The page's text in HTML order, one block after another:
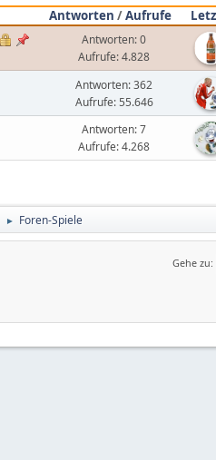
Antworten /Aufrufe
Antworten: 0
Aufrufe: 4.828
Antworten: 362
Aufrufe: 55.646
Antworten: 7
Aufrufe: 4.268
► Foren-Spiele
Gehe zu